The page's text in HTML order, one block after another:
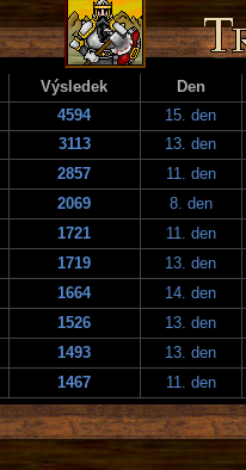
Výsledek
Den
4594
15. den
3113
13. den
2857
11. den
2069
8. den
1721
11. den
1719
13. den
1664
14. den
1526
13. den
1493
13. den
1467 11. den